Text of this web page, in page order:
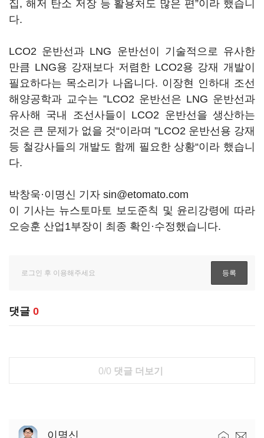
집, 해저 탄소 저장 등 활용처도 많은 편”이라 했습니
다.
LCO2 운반선과 LNG 운반선이 기술적으로 유사한
만큼 LNG용 강재보다 저렴한 LCO2용 강재 개발이
필요하다는 목소리가 나옵니다. 이장현 인하대 조선
해양공학과 교수는 ”LCO2 운반선은 LNG 운반선과
유사해 국내 조선사들이 LCO2 운반선을 생산하는
것은 큰 문제가 없을 것“이라며 ”LCO2 운반선용 강재
등 철강사들의 개발도 함께 필요한 상황“이라 했습니
다.
박창욱·이명신 기자 sin@etomato.com
이 기사는 뉴스토마토 보도준칙 및 윤리강령에 따라
오승훈 산업1부장이 최종 확인·수정했습니다.
댓글 0
0/0 댓글 더보기
이명신